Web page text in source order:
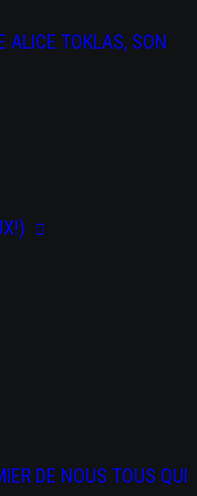
ALICE TOKLAS, SON
DE NOUS TOUS QUI